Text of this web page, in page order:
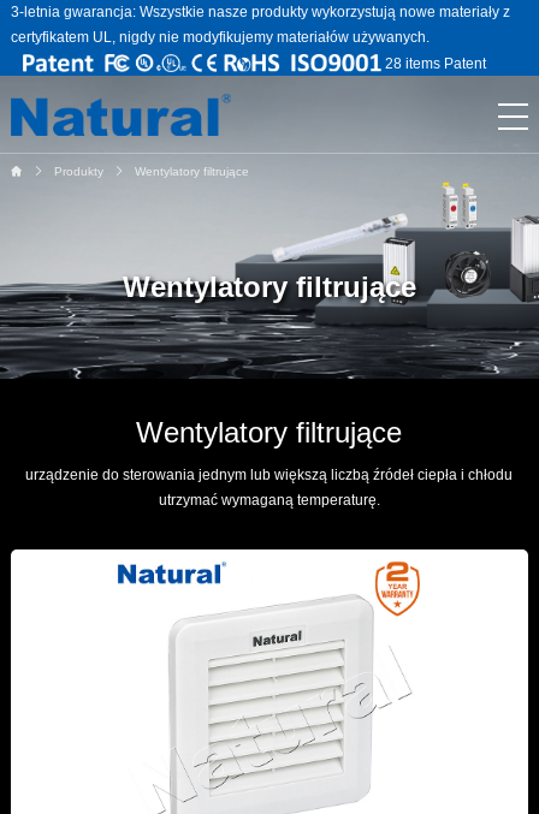
3-letnia gwarancja: Wszystkie nasze produkty wykorzystują nowe materiały z
certyfikatem UL, nigdy nie modyfikujemy materiałów używanych.
28 items Patent
Produkty Wentylatory filtrujące
Wentylatory filtrujące
Wentylatory filtrujące
urządzenie do sterowania jednym lub większą liczbą źródeł ciepła i chłodu
utrzymać wymaganą temperaturę.